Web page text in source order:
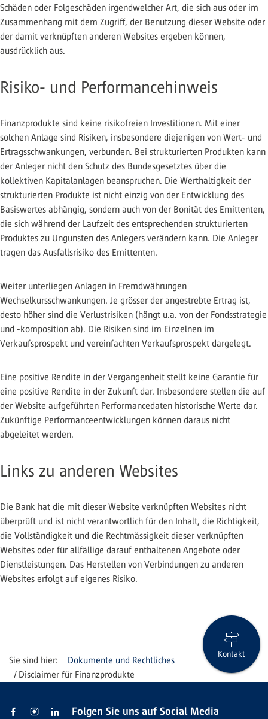
Schäden oder Folgeschäden irgendwelcher Art, die sich aus oder im
Zusammenhang mit dem Zugriff, der Benutzung dieser Website oder
der damit verknüpften anderen Websites ergeben können,
ausdrücklich aus.
Risiko- und Performancehinweis
Finanzprodukte sind keine risikofreien Investitionen. Mit einer
solchen Anlage sind Risiken, insbesondere diejenigen von Wert- und
Ertragsschwankungen, verbunden. Bei strukturierten Produkten kann
der Anleger nicht den Schutz des Bundesgesetztes über die
kollektiven Kapitalanlagen beanspruchen. Die Werthaltigkeit der
strukturierten Produkte ist nicht einzig von der Entwicklung des
Basiswertes abhängig, sondern auch von der Bonität des Emittenten,
die sich während der Laufzeit des entsprechenden strukturierten
Produktes zu Ungunsten des Anlegers verändern kann. Die Anleger
tragen das Ausfallsrisiko des Emittenten.
Weiter unterliegen Anlagen in Fremdwährungen
Wechselkursschwankungen. Je grösser der angestrebte Ertrag ist,
desto höher sind die Verlustrisiken (hängt u.a. von der Fondsstrategie
und -komposition ab). Die Risiken sind im Einzelnen im
Verkaufsprospekt und vereinfachten Verkaufsprospekt dargelegt.
Eine positive Rendite in der Vergangenheit stellt keine Garantie für
eine positive Rendite in der Zukunft dar. Insbesondere stellen die auf
der Website aufgeführten Performancedaten historische Werte dar.
Zukünftige Performanceentwicklungen können daraus nicht
abgeleitet werden.
Links zu anderen Websites
Die Bank hat die mit dieser Website verknüpften Websites nicht
überprüft und ist nicht verantwortlich für den Inhalt, die Richtigkeit,
die Vollständigkeit und die Rechtmässigkeit dieser verknüpften
Websites oder für allfällige darauf enthaltenen Angebote oder
Dienstleistungen. Das Herstellen von Verbindungen zu anderen
Websites erfolgt auf eigenes Risiko.
Dokumente und Rechtliches
Disclaimer für Finanzprodukte
Kontakt
Folgen Sie uns auf Social Media